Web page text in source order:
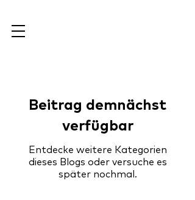
Beitrag demnächst
verfügbar
Entdecke weitere Kategorien
dieses Blogs oder versuche es
später nochmal.